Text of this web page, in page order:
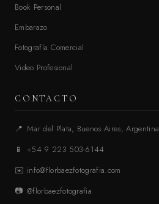
Book Personal
Embarazo
Fotografía Comercial
Video Profesional
CONTACTO
📍 Mar del Plata, Buenos Aires, Argentina
📱
+54 9 223 503-6144
✉️ info@florbaezfotografia.com
📷 @florbaezfotografia